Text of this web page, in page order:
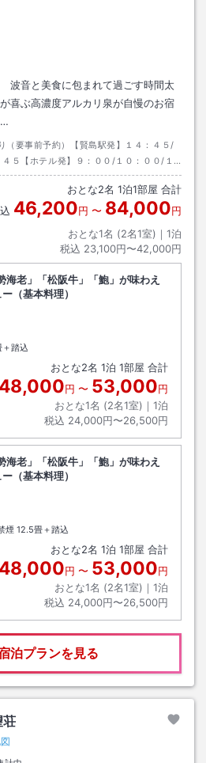
波音と美食に包まれて過ごす時間太
喜ぶ高濃度アルカリ泉が自慢のお宿
…
（要事前予約）【賢島駅発】１４：４５/
５【ホテル発】９：００/１０：００/１
おとな2名 1泊1部屋 合計
46,200円 〜 84,000円
おとな1名 (2名1室)｜ 1泊
税込 23,100円〜42,000円
海老」「松阪牛」「鮑」が味わえ
（基本料理）
踏込
おとな2名 1泊 1部屋 合計
48,000円 〜 53,000円
おとな1名 (2名1室)｜ 1泊
税込 24,000円〜26,500円
海老」「松阪牛」「鮑」が味わえ
（基本料理）
煙 12.5畳＋踏込
おとな2名 1泊 1部屋 合計
48,000円 〜 53,000円
おとな1名 (2名1室)｜ 1泊
税込 24,000円〜26,500円
泊プランを見る